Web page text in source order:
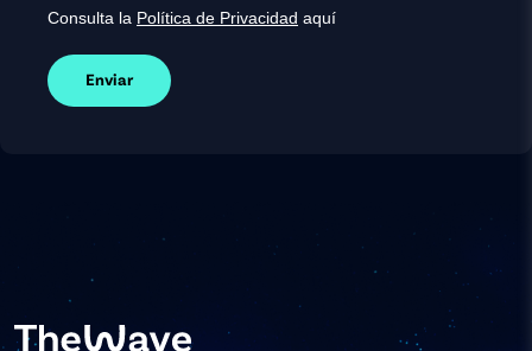
Consulta la Política de Privacidad aquí
Enviar